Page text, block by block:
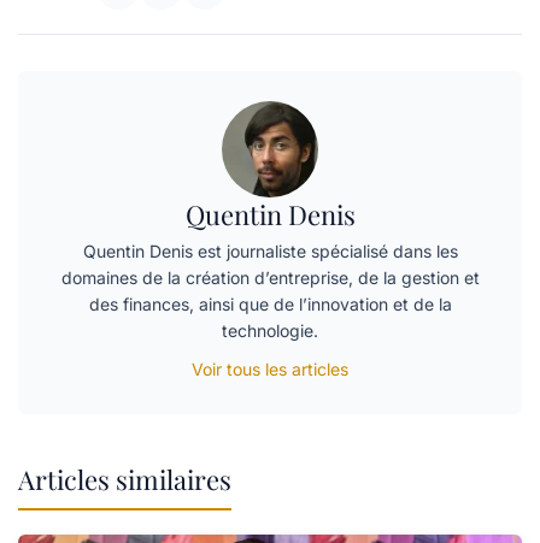
Quentin Denis
Quentin Denis est journaliste spécialisé dans les
domaines de la création d’entreprise, de la gestion et
des finances, ainsi que de l’innovation et de la
technologie.
Voir tous les articles
Articles similaires